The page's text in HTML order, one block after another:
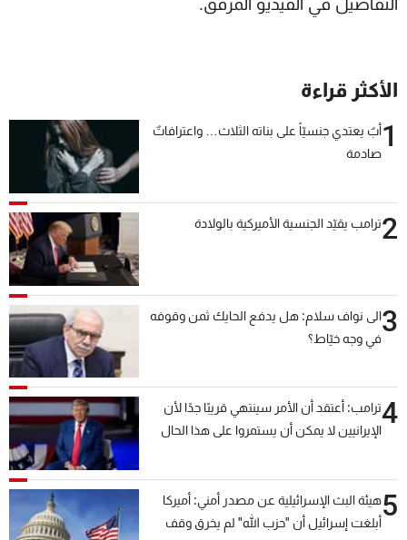
الأكثر قراءة
1أبٌ يعتدي جنسيّاً على بناته الثلاث… واعترافاتٌ
صادمة
2ترامب يقيّد الجنسية الأميركية بالولادة
3الى نواف سلام: هل يدفع الحايك ثمن وقوفه
في وجه خيّاط؟
4ترامب: أعتقد أن الأمر سينتهي قريبًا جدًا لأن
الإيرانيين لا يمكن أن يستمروا على هذا الحال
5هيئة البث الإسرائيلية عن مصدر أمني: أميركا
أبلغت إسرائيل أن "حزب الله" لم يخرق وقف
كأس العالم
البرامج
جدول البرامج
شاهد البرامج
عن MTV
شروط الإسـتخدام
سياسة الخصوصية